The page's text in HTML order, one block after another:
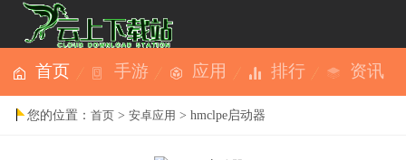
首页 手游 应用 排行 资讯
您的位置：首页 >安卓应用 > hmclpe启动器